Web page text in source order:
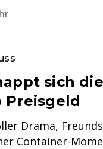
sich die
Preisgeld
Drama,
Container-